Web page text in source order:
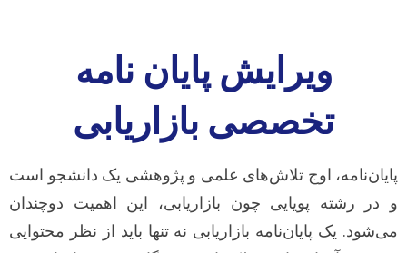
ویرایش پایان نامه
تخصصی بازاریابی
پایان‌نامه، اوج تلاش‌های علمی و پژوهشی یک دانشجو است
و در رشته پویایی چون بازاریابی، این اهمیت دوچندان
می‌شود. یک پایان‌نامه بازاریابی نه تنها باید از نظر محتوایی